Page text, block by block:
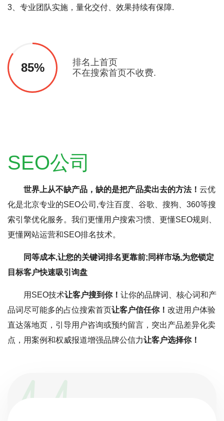
3、专业团队实施，量化交付、效果持续有保障.
85%
排名上首页
不在搜索首页不收费.
SEO公司
世界上从不缺产品，缺的是把产品卖出去的方法！ 云优
化是北京专业的SEO公司,专注百度、谷歌、搜狗、360等搜
索引擎优化服务。我们更懂用户搜索习惯、更懂SEO规则、
更懂网站运营和SEO排名技术。
同等成本,让您的关键词排名更靠前;同样市场,为您锁定
目标客户快速吸引询盘
用SEO技术让客户搜到你！ 让你的品牌词、核心词和产
品词尽可能多的占位搜索首页让客户信任你！ 改进用户体验
直达落地页，引导用户咨询或预约留言，突出产品差异化卖
点，用案例和权威报道增强品牌公信力让客户选择你！